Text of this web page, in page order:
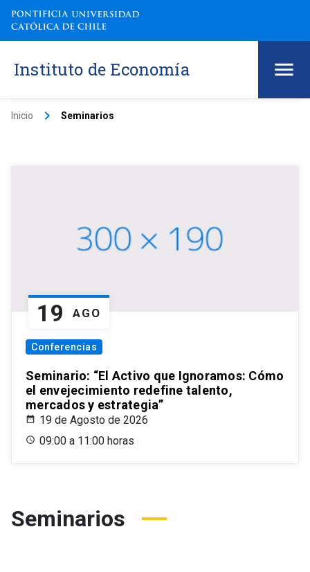
Instituto de Economía
Inicio keyboard_arrow_right Seminarios
19 AGO
Conferencias
Seminario: “El Activo que Ignoramos: Cómo
el envejecimiento redefine talento,
mercados y estrategia”
19 de Agosto de 2026
09:00 a 11:00 horas
Seminarios